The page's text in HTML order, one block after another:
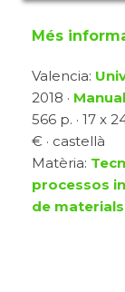
Més
Valencia:
2018 ·
566 p. · 17 x
€ · castellà
Matèria:
processos
de materials